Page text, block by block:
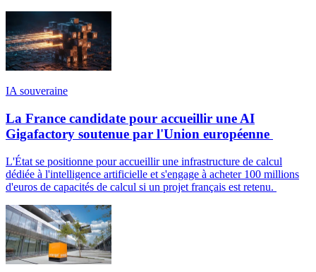
IA souveraine
La France candidate pour accueillir une AI
Gigafactory soutenue par l'Union européenne
L'État se positionne pour accueillir une infrastructure de calcul
dédiée à l'intelligence artificielle et s'engage à acheter 100 millions
d'euros de capacités de calcul si un projet français est retenu.